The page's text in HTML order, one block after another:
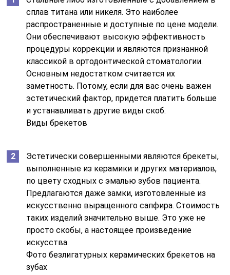
сплав титана или никеля. Это наиболее
распространенные и доступные по цене модели.
Они обеспечивают высокую эффективность
процедуры коррекции и являются признанной
классикой в ортодонтической стоматологии.
Основным недостатком считается их
заметность. Потому, если для вас очень важен
эстетический фактор, придется платить больше
и устанавливать другие виды скоб.
Виды брекетов
Эстетически совершенными являются брекеты,
выполненные из керамики и других материалов,
по цвету сходных с эмалью зубов пациента.
Предлагаются даже замки, изготовленные из
искусственно выращенного сапфира. Стоимость
таких изделий значительно выше. Это уже не
просто скобы, а настоящее произведение
искусства.
Фото безлигатурных керамических брекетов на
зубах